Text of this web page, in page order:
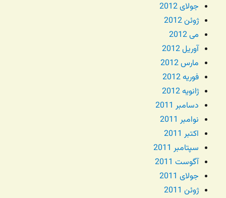
جولای 2012
ژوئن 2012
می 2012
آوریل 2012
مارس 2012
فوریه 2012
ژانویه 2012
دسامبر 2011
نوامبر 2011
اکتبر 2011
سپتامبر 2011
آگوست 2011
جولای 2011
ژوئن 2011